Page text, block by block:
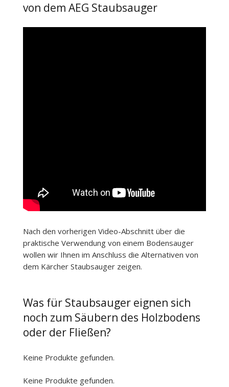
von dem AEG Staubsauger
Nach den vorherigen Video-Abschnitt über die
praktische Verwendung von einem Bodensauger
wollen wir Ihnen im Anschluss die Alternativen von
dem Kärcher Staubsauger zeigen.
Was für Staubsauger eignen sich
noch zum Säubern des Holzbodens
oder der Fließen?
Keine Produkte gefunden.
Keine Produkte gefunden.